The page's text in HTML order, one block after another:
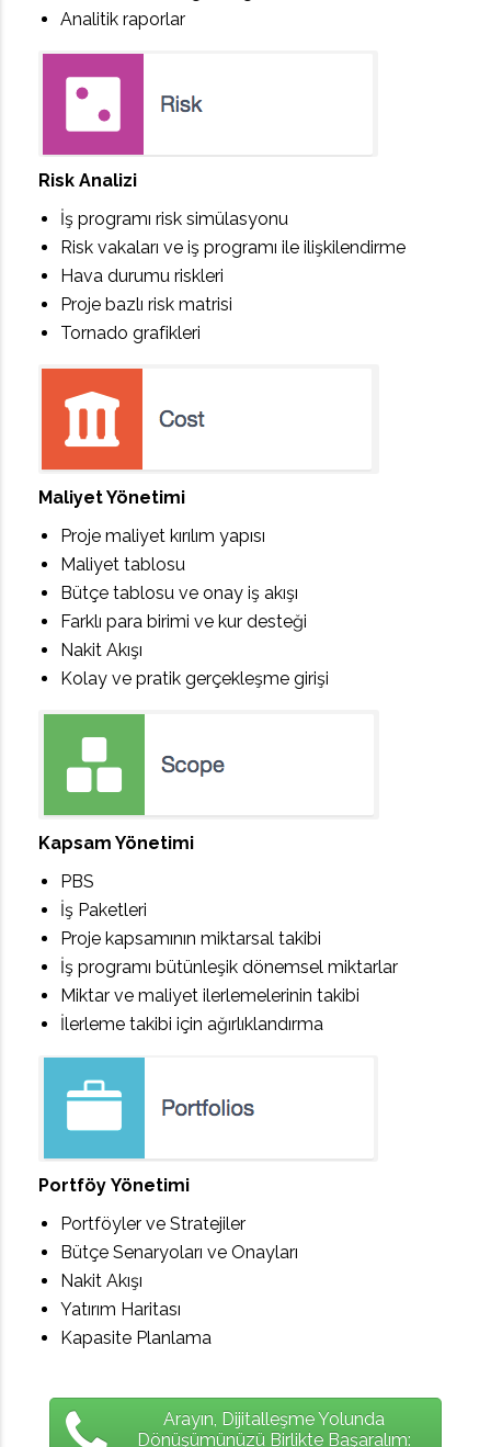
Analitik raporlar
Risk Analizi
İş programı risk simülasyonu
Risk vakaları ve iş programı ile ilişkilendirme
Hava durumu riskleri
Proje bazlı risk matrisi
Tornado grafikleri
Maliyet Yönetimi
Proje maliyet kırılım yapısı
Maliyet tablosu
Bütçe tablosu ve onay iş akışı
Farklı para birimi ve kur desteği
Nakit Akışı
Kolay ve pratik gerçekleşme girişi
Kapsam Yönetimi
PBS
İş Paketleri
Proje kapsamının miktarsal takibi
İş programı bütünleşik dönemsel miktarlar
Miktar ve maliyet ilerlemelerinin takibi
İlerleme takibi için ağırlıklandırma
Portföy Yönetimi
Portföyler ve Stratejiler
Bütçe Senaryoları ve Onayları
Nakit Akışı
Yatırım Haritası
Kapasite Planlama
Arayın, Dijitalleşme Yolunda
Dönüşümünüzü Birlikte Başaralım: